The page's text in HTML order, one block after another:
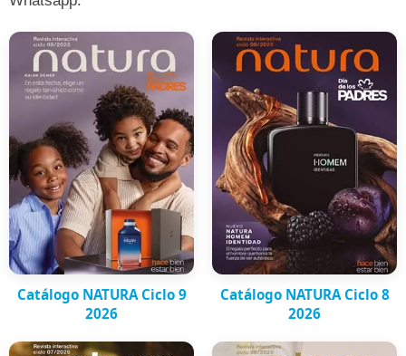
Catálogo NATURA Ciclo 9
2026
Catálogo NATURA Ciclo 8
2026